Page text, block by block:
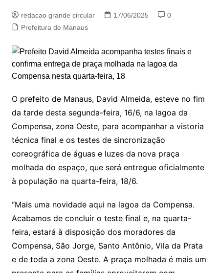
redacao grande circular 17/06/2025
0
Prefeitura de Manaus
O prefeito de Manaus, David Almeida, esteve no fim
da tarde desta segunda-feira, 16/6, na lagoa da
Compensa, zona Oeste, para acompanhar a vistoria
técnica final e os testes de sincronização
coreográfica de águas e luzes da nova praça
molhada do espaço, que será entregue oficialmente
à população na quarta-feira, 18/6.
“Mais uma novidade aqui na lagoa da Compensa.
Acabamos de concluir o teste final e, na quarta-
feira, estará à disposição dos moradores da
Compensa, São Jorge, Santo Antônio, Vila da Prata
e de toda a zona Oeste. A praça molhada é mais um